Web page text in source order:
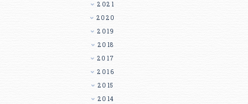
2021
2020
2019
2018
2017
2016
2015
2014